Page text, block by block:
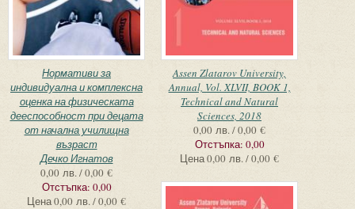
Нормативи за
индивидуална и комплексна
оценка на физическата
дееспособност при децата
от начална училищна
възраст
Дечко Игнатов
0,00 лв. / 0,00 €
Отстъпка: 0,00
Цена0,00 лв. / 0,00 €
Assen Zlatarov University,
Annual, Vol. XLVII, BOOK 1,
Technical and Natural
Sciences, 2018
0,00 лв. / 0,00 €
Отстъпка: 0,00
Цена0,00 лв. / 0,00 €